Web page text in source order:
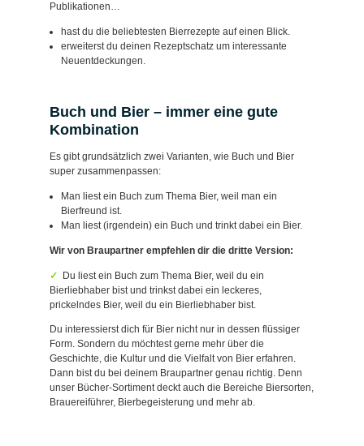
Publikationen…
hast du die beliebtesten Bierrezepte auf einen Blick.
erweiterst du deinen Rezeptschatz um interessante
Neuentdeckungen.
Buch und Bier – immer eine gute
Kombination
Es gibt grundsätzlich zwei Varianten, wie Buch und Bier
super zusammenpassen:
Man liest ein Buch zum Thema Bier, weil man ein
Bierfreund ist.
Man liest (irgendein) ein Buch und trinkt dabei ein Bier.
Wir von Braupartner empfehlen dir die dritte Version:
Du liest ein Buch zum Thema Bier, weil du ein
Bierliebhaber bist und trinkst dabei ein leckeres,
prickelndes Bier, weil du ein Bierliebhaber bist.
Du interessierst dich für Bier nicht nur in dessen flüssiger
Form. Sondern du möchtest gerne mehr über die
Geschichte, die Kultur und die Vielfalt von Bier erfahren.
Dann bist du bei deinem Braupartner genau richtig. Denn
unser Bücher-Sortiment deckt auch die Bereiche Biersorten,
Brauereiführer, Bierbegeisterung und mehr ab.